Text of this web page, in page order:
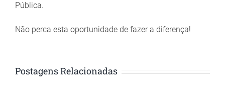
Pública.
Não perca esta oportunidade de fazer a diferença!
Postagens Relacionadas